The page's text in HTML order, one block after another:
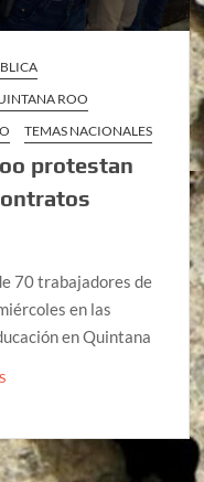
ROO
TEMAS NACIONALES
protestan
70 trabajadores de
en las
en Quintana